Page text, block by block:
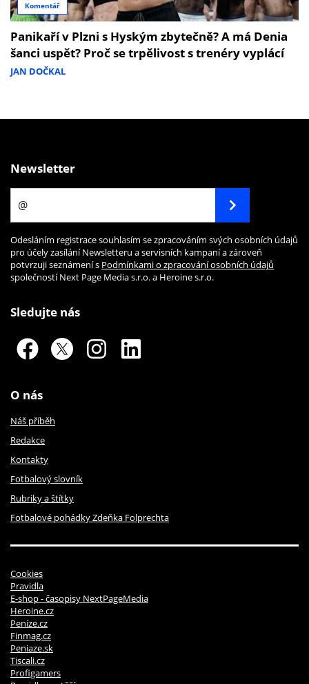
Komentář
Panikaří v Plzni s Hyským zbytečně? A má Denia
šanci uspět? Proč se trpělivost s trenéry vyplácí
JAN DOČKAL
Newsletter
Odesláním registrace souhlasím se zpracováním svých osobních údajů
pro účely zasílání Newsletteru a servisních kampaní a zároveň
potvrzuji seznámení s Podmínkami o zpracování osobních údajů
společností Next Page Media s.r.o. a Heroine s.r.o.
Sledujte nás
O nás
Náš příběh
Redakce
Kontakty
Fotbalový slovník
Rubriky a štítky
Fotbalové pohádky Zdeňka Folprechta
Cookies
Pravidla
E-shop - časopisy NextPageMedia
Heroine.cz
Peníze.cz
Finmag.cz
Peniaze.sk
Tiscali.cz
Profigamers